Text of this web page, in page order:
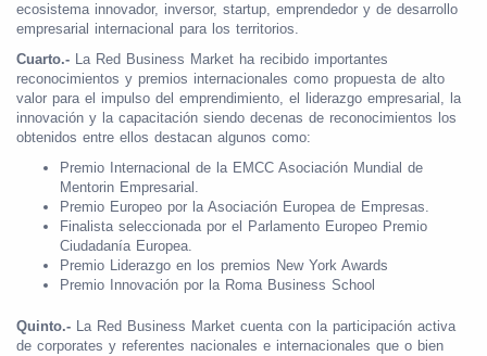
ecosistema innovador, inversor, startup, emprendedor y de desarrollo
empresarial internacional para los territorios.
Cuarto.- La Red Business Market ha recibido importantes
reconocimientos y premios internacionales como propuesta de alto
valor para el impulso del emprendimiento, el liderazgo empresarial, la
innovación y la capacitación siendo decenas de reconocimientos los
obtenidos entre ellos destacan algunos como:
Premio Internacional de la EMCC Asociación Mundial de
Mentorin Empresarial.
Premio Europeo por la Asociación Europea de Empresas.
Finalista seleccionada por el Parlamento Europeo Premio
Ciudadanía Europea.
Premio Liderazgo en los premios New York Awards
Premio Innovación por la Roma Business School
Quinto.- La Red Business Market cuenta con la participación activa
de corporates y referentes nacionales e internacionales que o bien